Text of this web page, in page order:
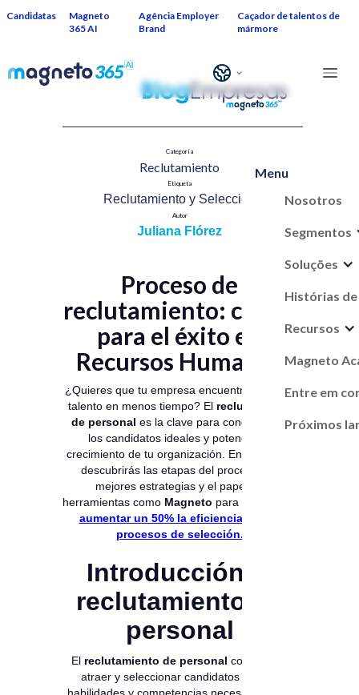
Candidatas
Magneto
365 AI
Agência Employer
Brand
Caçador de talentos de
mármore
Menu
Nosotros
Segmentos
Soluções
Histórias de
Recursos
Magneto
Entre em
Próximos
Categoría
Reclutamiento​
Etiqueta
Reclutamiento y Selección​
Autor
Juliana Flórez
Proceso de
reclutamiento: claves
para el éxito en
Recursos Humanos
¿Quieres que tu empresa encuentre al mejor
talento en menos tiempo? El reclutamiento
de personal es la clave para conectar con
los candidatos ideales y potenciar el
crecimiento de tu organización. En esta guía
descubrirás las etapas del proceso, las
mejores estrategias y el papel de
herramientas como Magneto para ayudarte
aumentar un 50% la eficiencia de tus
procesos de selección.
Introducción al
reclutamiento de
personal
El reclutamiento de personal consiste en
atraer y seleccionar candidatos con las